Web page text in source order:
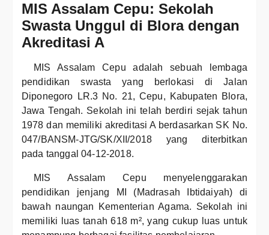
MIS Assalam Cepu: Sekolah
Swasta Unggul di Blora dengan
Akreditasi A
MIS Assalam Cepu adalah sebuah lembaga
pendidikan swasta yang berlokasi di Jalan
Diponegoro LR.3 No. 21, Cepu, Kabupaten Blora,
Jawa Tengah. Sekolah ini telah berdiri sejak tahun
1978 dan memiliki akreditasi A berdasarkan SK No.
047/BANSM-JTG/SK/XII/2018 yang diterbitkan
pada tanggal 04-12-2018.
MIS Assalam Cepu menyelenggarakan
pendidikan jenjang MI (Madrasah Ibtidaiyah) di
bawah naungan Kementerian Agama. Sekolah ini
memiliki luas tanah 618 m², yang cukup luas untuk